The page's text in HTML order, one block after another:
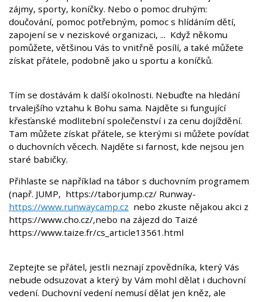
zájmy, sporty, koníčky. Nebo o pomoc druhým:
doučování, pomoc potřebným, pomoc s hlídáním dětí,
zapojení se v neziskové organizaci, ... Když někomu
pomůžete, většinou Vás to vnitřně posílí, a také můžete
získat přátele, podobně jako u sportu a koníčků.
Tím se dostávám k další okolnosti. Nebuďte na hledání
trvalejšího vztahu k Bohu sama. Najděte si fungující
křesťanské modlitební společenství i za cenu dojíždění.
Tam můžete získat přátele, se kterými si můžete povídat
o duchovních věcech. Najděte si farnost, kde nejsou jen
staré babičky.
Přihlaste se například na tábor s duchovním programem
(např. JUMP, https://taborjump.cz/ Runway-
https://www.runwaycamp.cz nebo zkuste nějakou akci z
https://www.cho.cz/,nebo na zájezd do Taizé
https://www.taize.fr/cs_article13561.html
Zeptejte se přátel, jestli neznají zpovědníka, který Vás
nebude odsuzovat a který by Vám mohl dělat i duchovní
vedení. Duchovní vedení nemusí dělat jen kněz, ale